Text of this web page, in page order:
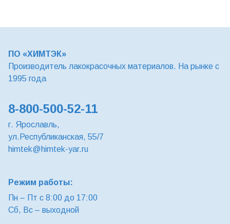
ПО «ХИМТЭК»
Производитель лакокрасочных материалов. На рынке с
1995 года
8-800-500-52-11
г. Ярославль,
ул.Республиканская, 55/7
himtek@himtek-yar.ru
Режим работы:
Пн – Пт с 8:00 до 17:00
Сб, Вс – выходной